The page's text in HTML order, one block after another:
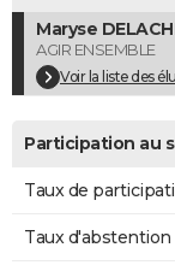
COPAINS D'AVANT
S'inscrire
Se connecter
Lycées
Collèges
Primaires
Universités
Entreprises
Service militaire
Avis de recherche
AVIS DE DÉCÈS
Bricolage
Television
Maryse
AGIR ENSEMBLE
Voir la liste des
Participation au
Taux de
Taux d'abstention